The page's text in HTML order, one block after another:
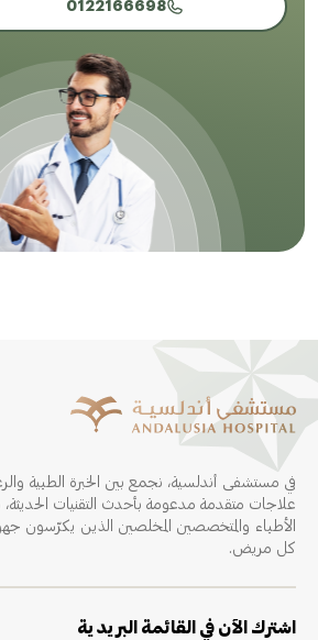
0122166698
في مستشفى أندلسية، نجمع بين الخبرة الطبية
علاجات متقدمة مدعومة بأحدث التقنيات
الأطباء والمتخصصين المخلصين الذين يكرّسون
كل مريض.
اشترك الآن في القائمة البريدية